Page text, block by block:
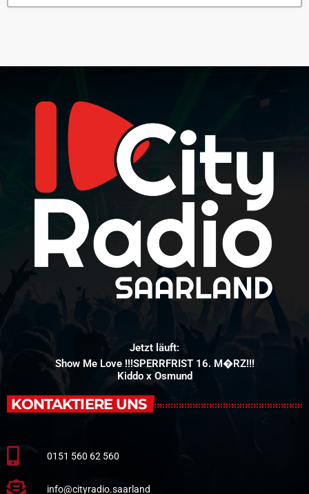
Jetzt läuft:
Show Me Love !!!SPERRFRIST 16. M�RZ!!!
Kiddo x Osmund
KONTAKTIERE UNS
0151 560 62 560
info@cityradio.saarland